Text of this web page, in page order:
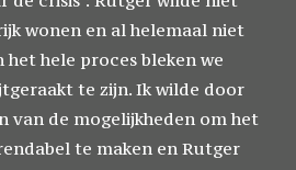
wonen en al helemaal niet
het hele proces bleken we
te zijn. Ik wilde door
van de mogelijkheden om het
te maken en Rutger